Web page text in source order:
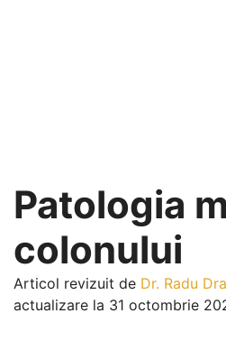
Patologia
colonului
Articol revizuit de Dr. Radu
actualizare la 31 octombrie